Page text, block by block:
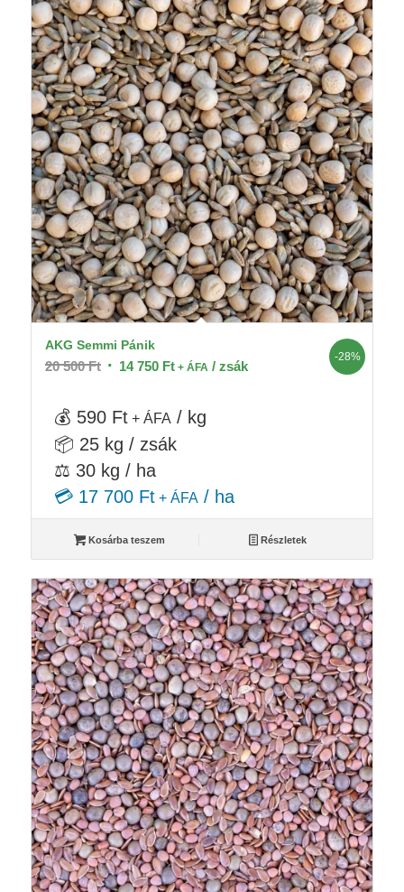
AKG Semmi Pánik
20 500Ft Original
20
500 Ft.
14 750 FtCurrent
14
750 Ft.
+ ÁFA / zsák
-28%
💰 590 Ft+ ÁFA / kg
📦 25 kg / zsák
⚖️ 30 kg / ha
💳 17 700 Ft+ ÁFA/ ha
Kosárba teszem Részletek